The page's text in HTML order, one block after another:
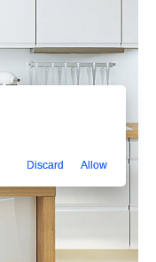
Discard Allow